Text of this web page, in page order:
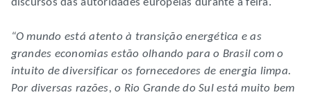
“O mundo está atento à transição energética e as
grandes economias estão olhando para o Brasil com o
intuito de diversificar os fornecedores de energia limpa.
Por diversas razões, o Rio Grande do Sul está muito bem